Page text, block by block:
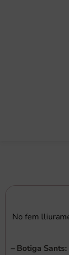
No fem
– Botiga Sants: